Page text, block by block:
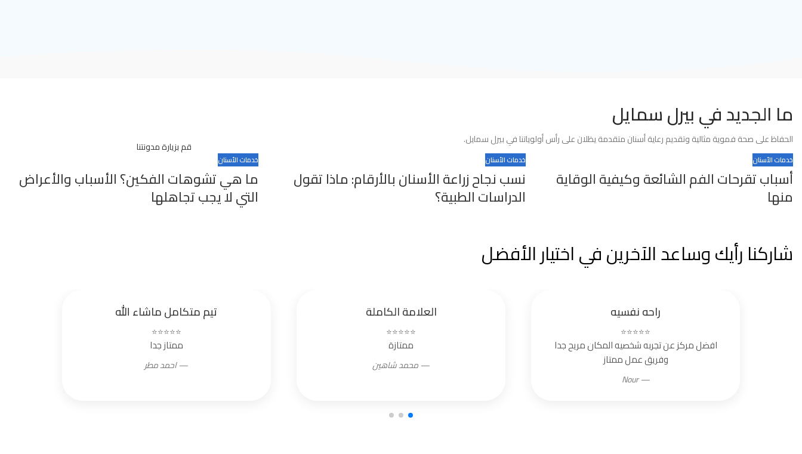
قم بزيارة مدونتنا
ما الجديد في بيرل سمايل
الحفاظ على صحة فموية مثالية وتقديم رعاية أسنان متقدمة يظلان على رأس أولوياتنا في بيرل سمايل.
خدمات الأسنان
أسباب تقرحات الفم الشائعة وكيفية الوقاية
منها
خدمات الأسنان
نسب نجاح زراعة الأسنان بالأرقام: ماذا تقول
الدراسات الطبية؟
خدمات الأسنان
ما هي تشوهات الفكين؟ الأسباب والأعراض
التي لا يجب تجاهلها
شاركنا رأيك وساعد الآخرين في اختيار الأفضل
راحه نفسيه
⭐⭐⭐⭐⭐
افضل مركز عن تجربه شخصيه المكان مريح جدا
وفريق عمل ممتاز
— Nour
العلامة الكاملة
⭐⭐⭐⭐⭐
ممتازة
— محمد شاهين
تيم متكامل ماشاء الله
⭐⭐⭐⭐⭐
ممتاز جدا
— احمد مطر